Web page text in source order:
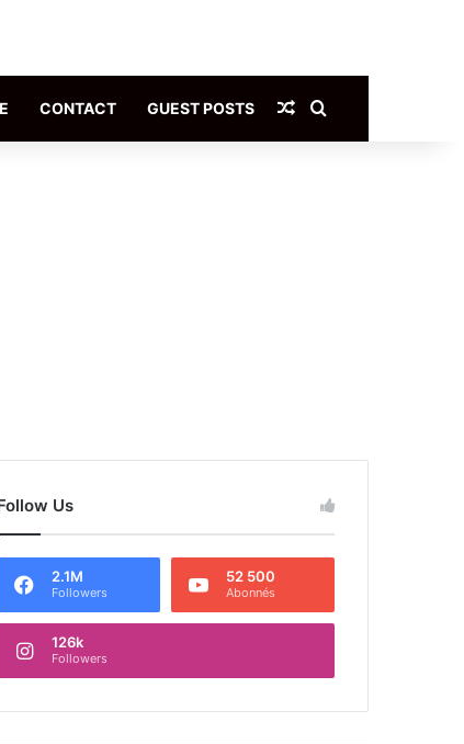
CONTACT GUEST POSTS Article Aléatoire
Us
2.1M
Followers
52 500
Abonnés
126k
Followers